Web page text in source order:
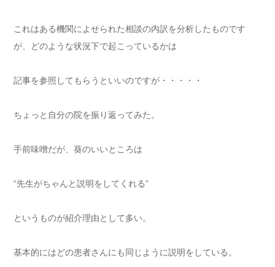
これはある機関によせられた相談の内訳を分析したものです
が、どのような状況下で起こっているかは
記事を参照してもらうといいのですが・・・・・
ちょっと自分の院を振り返ってみた。
手前味噌だが、葵のいいところは
“先生がちゃんと説明をしてくれる”
というものが紹介理由として多い。
基本的にはどの患者さんにも同じように説明をしている。